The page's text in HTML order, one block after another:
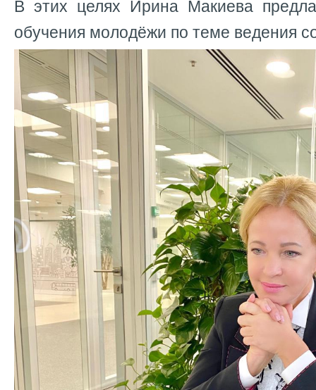
В этих целях Ирина Макиева
обучения молодёжи по теме ведения